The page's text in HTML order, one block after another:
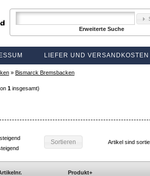
Erweiterte Suche
LIEFER UND VERSANDKOSTEN
» Bismarck Bremsbacken
1insgesamt)
Sortieren Artikel sind
Produkt+